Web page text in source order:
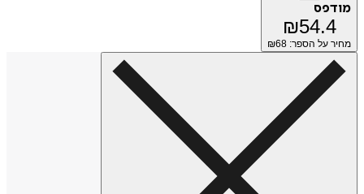
מודפס
₪54.4
מחיר על הספר: ₪ 68